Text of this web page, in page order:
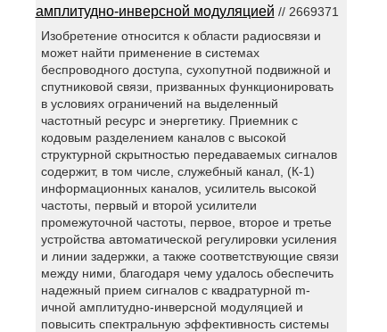
амплитудно-инверсной модуляцией // 2669371
Изобретение относится к области радиосвязи и
может найти применение в системах
беспроводного доступа, сухопутной подвижной и
спутниковой связи, призванных функционировать
в условиях ограничений на выделенный
частотный ресурс и энергетику. Приемник с
кодовым разделением каналов с высокой
структурной скрытностью передаваемых сигналов
содержит, в том числе, служебный канал, (К-1)
информационных каналов, усилитель высокой
частоты, первый и второй усилители
промежуточной частоты, первое, второе и третье
устройства автоматической регулировки усиления
и линии задержки, а также соответствующие связи
между ними, благодаря чему удалось обеспечить
надежный прием сигналов с квадратурной m-
ичной амплитудно-инверсной модуляцией и
повысить спектральную эффективность системы